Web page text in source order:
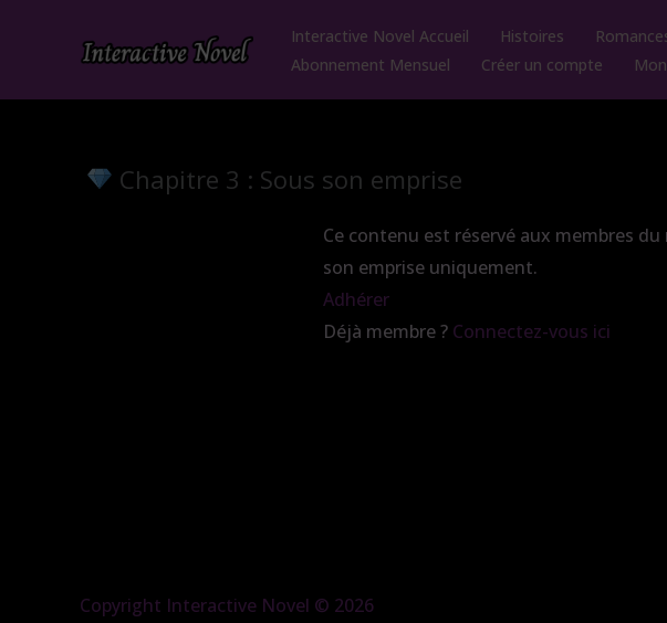
Interactive Novel Accueil Histoires
Abonnement Mensuel
Créer un compte
Chapitre 3 : Sous son emprise
Ce contenu est réservé aux membres du
son emprise uniquement.
Adhérer
Déjà membre ? Connectez-vous ici
Copyright Interactive Novel © 2026